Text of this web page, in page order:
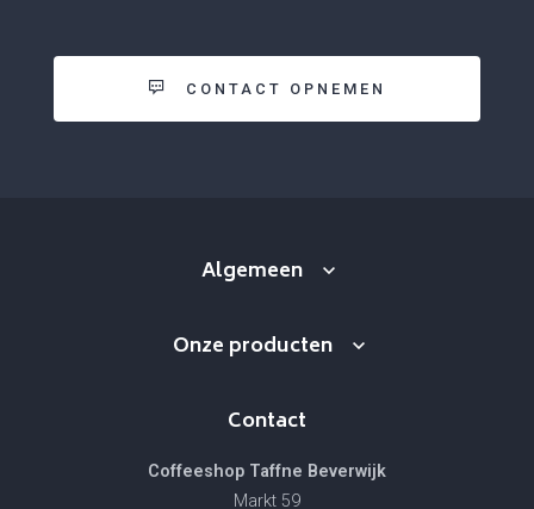
CONTACT OPNEMEN
Algemeen
Onze producten
Contact
Coffeeshop Taffne Beverwijk
Markt 59